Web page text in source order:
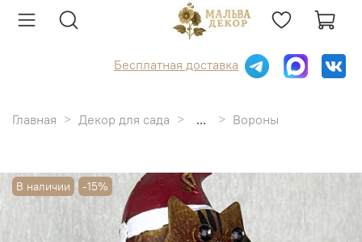
Бесплатная доставка
Главная Декор для сада ... Вороны
В наличии -15%